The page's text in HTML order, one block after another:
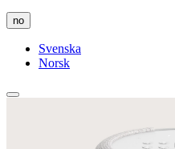
no
Svenska
Norsk